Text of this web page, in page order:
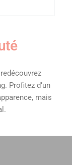
Profitez d’un
mais